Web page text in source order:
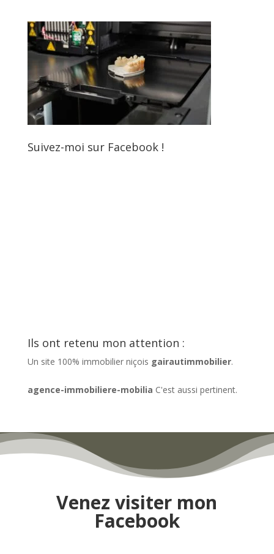
Suivez-moi sur Facebook !
Ils ont retenu mon attention :
Un site 100% immobilier niçois gairautimmobilier.
agence-immobiliere-mobilia C'est aussi pertinent.
Venez visiter mon
Facebook